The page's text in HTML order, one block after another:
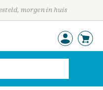
morgen in huis